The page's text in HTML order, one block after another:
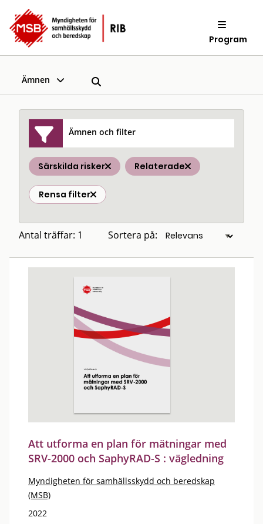
Program
Ämnen
Ämnen och filter
Särskilda risker Relaterade
Rensa filter
Antal träffar: 1 Sortera på:
Att utforma en plan för mätningar med
SRV-2000 och SaphyRAD-S : vägledning
Myndigheten för samhällsskydd och beredskap
(MSB)
2022